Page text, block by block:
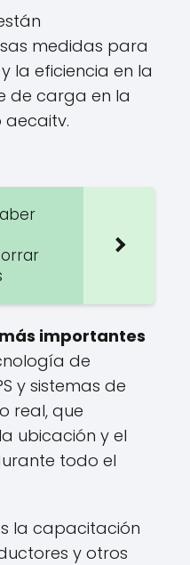
medidas para
la eficiencia en la
de carga en la
aecaitv.
importantes
de
y sistemas de
real, que
ubicación y el
todo el
la capacitación
y otros